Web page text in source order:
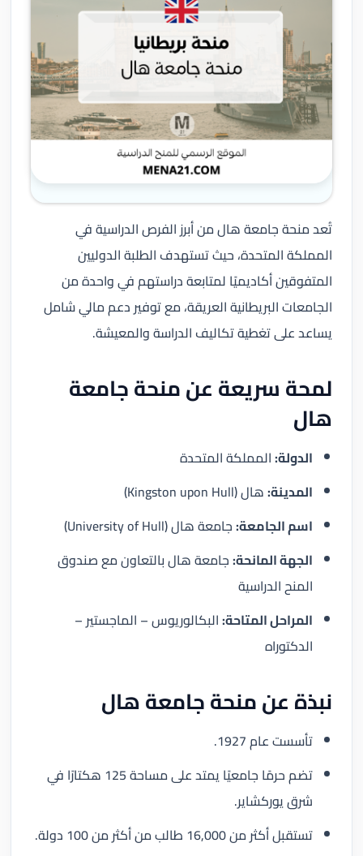
تُعد منحة جامعة هال من أبرز الفرص الدراسية في
المملكة المتحدة، حيث تستهدف الطلبة الدوليين
المتفوقين أكاديميًا لمتابعة دراستهم في واحدة من
الجامعات البريطانية العريقة، مع توفير دعم مالي شامل
يساعد على تغطية تكاليف الدراسة والمعيشة.
لمحة سريعة عن منحة جامعة
هال
الدولة:المملكة المتحدة
المدينة:هال (Kingston upon Hull)
اسم الجامعة:جامعة هال (University of Hull)
الجهة المانحة:جامعة هال بالتعاون مع صندوق
المنح الدراسية
المراحل المتاحة:البكالوريوس – الماجستير –
الدكتوراه
نبذة عن منحة جامعة هال
تأسست عام 1927.
تضم حرمًا جامعيًا يمتد على مساحة 125 هكتارًا في
شرق يوركشاير.
تستقبل أكثر من 16,000 طالب من أكثر من 100 دولة.